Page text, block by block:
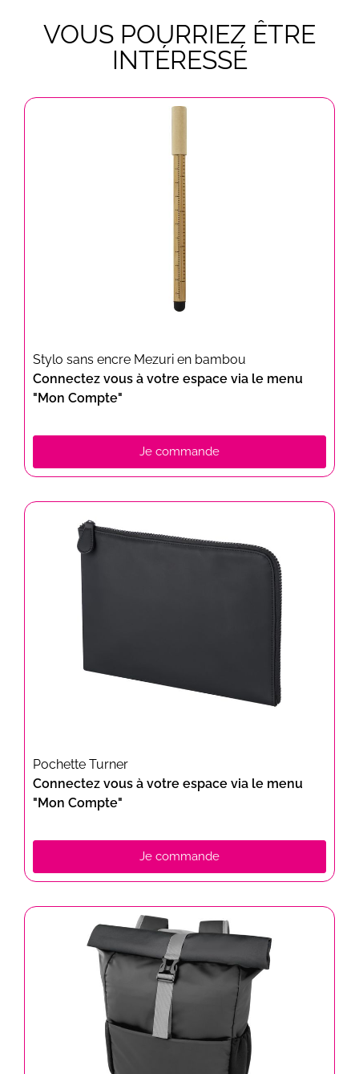
VOUS POURRIEZ ÊTRE
INTÉRESSÉ
Stylo sans encre Mezuri en bambou
Connectez vous à votre espace via le menu
"Mon Compte"
Je commande
Pochette Turner
Connectez vous à votre espace via le menu
"Mon Compte"
Je commande